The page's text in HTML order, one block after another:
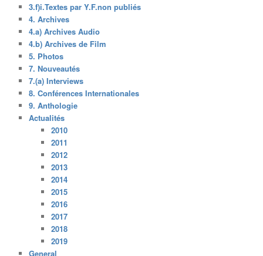
3.f)i.Textes par Y.F.non publiés
4. Archives
4.a) Archives Audio
4.b) Archives de Film
5. Photos
7. Nouveautés
7.(a) Interviews
8. Conférences Internationales
9. Anthologie
Actualités
2010
2011
2012
2013
2014
2015
2016
2017
2018
2019
General